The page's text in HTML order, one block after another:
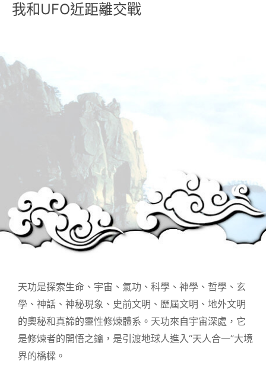
我和UFO近距離交戰
天功是探索生命、宇宙、氣功、科學、神學、哲學、玄
學、神話、神秘現象、史前文明、歷屆文明、地外文明
的奧秘和真諦的靈性修煉體系。天功來自宇宙深處，它
是修煉者的開悟之鑰，是引渡地球人進入“天人合一”大境
界的橋樑。